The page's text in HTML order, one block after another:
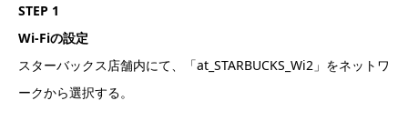
STEP 1
Wi-Fiの設定
スターバックス店舗内にて、「at_STARBUCKS_Wi2」をネットワ
ークから選択する。